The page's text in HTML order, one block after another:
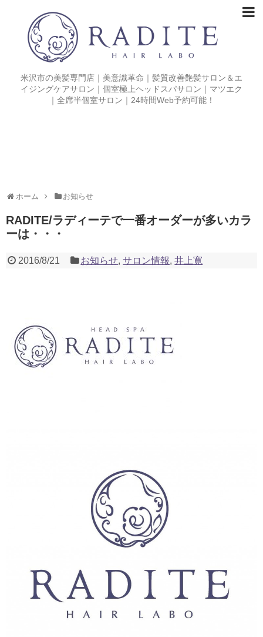
米沢市の美髪専門店｜美意識革命｜髪質改善艶髪サロン＆エ
イジングケアサロン｜個室極上ヘッドスパサロン｜マツエク
｜全席半個室サロン｜24時間Web予約可能！
ホーム お知らせ
RADITE/ラディーテで一番オーダーが多いカラ
ーは・・・
2016/8/21 お知らせ,サロン情報,井上寛